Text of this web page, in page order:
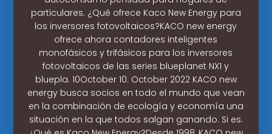
particulares. ¿Qué ofrece Kaco New Energy para
los inversores fotovoltaicos?KACO new energy
ofrece ahora contadores inteligentes
monofásicos y trifásicos para los inversores
fotovoltaicos de las series blueplanet NX1 y
bluepla. 10October 10. October 2022 KACO new
energy busca socios en todo el mundo que vean
en la combinación de ecología y economía una
situación en la que todos salgan ganando. Si es.